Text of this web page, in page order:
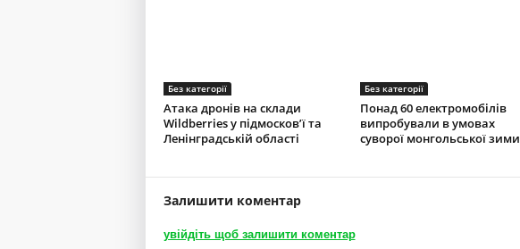
Без категорії
Атака дронів на склади
Wildberries у підмосков’ї та
Ленінградській області
Без категорії
Понад 60 електромобілів
випробували в умовах
суворої монгольської зими
Залишити коментар
увійдіть щоб залишити коментар